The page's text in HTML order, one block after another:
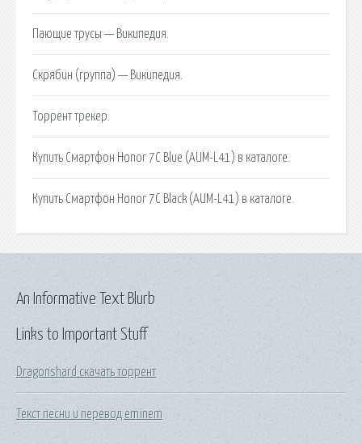
Пающие трусы — Википедия.
Скрябин (группа) — Википедия.
Торрент трекер.
Купить Смартфон Honor 7C Blue (AUM-L41) в каталоге.
Купить Смартфон Honor 7C Black (AUM-L41) в каталоге.
Links to Important Stuff
Dragonshard скачать торрент
Текст песни и перевод eminem
An Informative Text Blurb